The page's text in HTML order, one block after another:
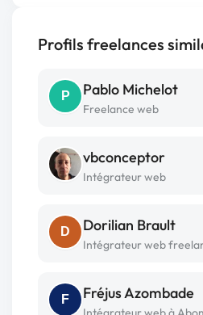
Profils freelances
P Pablo Michelot
Freelance web
vbconceptor
Intégrateur web
D Dorilian Brault
Intégrateur web
F Fréjus Azombade